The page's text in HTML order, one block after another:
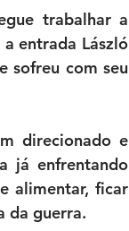
trabalhar a
entrada László
sofreu com seu
direcionado e
já enfrentando
alimentar, ficar
da guerra.